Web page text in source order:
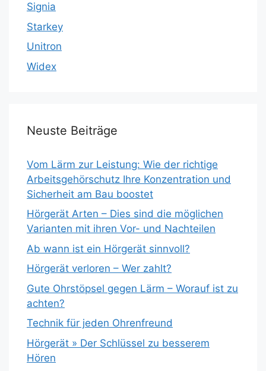
Signia
Starkey
Unitron
Widex
Neuste Beiträge
Vom Lärm zur Leistung: Wie der richtige
Arbeitsgehörschutz Ihre Konzentration und
Sicherheit am Bau boostet
Hörgerät Arten – Dies sind die möglichen
Varianten mit ihren Vor- und Nachteilen
Ab wann ist ein Hörgerät sinnvoll?
Hörgerät verloren – Wer zahlt?
Gute Ohrstöpsel gegen Lärm – Worauf ist zu
achten?
Technik für jeden Ohrenfreund
Hörgerät » Der Schlüssel zu besserem
Hören